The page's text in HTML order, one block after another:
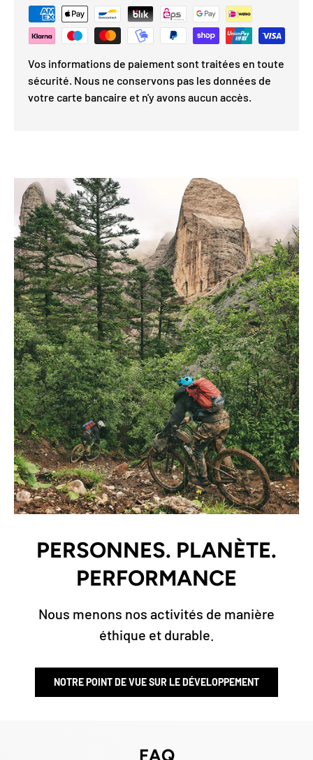
Vos informations de paiement sont traitées en toute
sécurité. Nous ne conservons pas les données de
votre carte bancaire et n'y avons aucun accès.
PERSONNES. PLANÈTE.
PERFORMANCE
Nous menons nos activités de manière
éthique et durable.
NOTRE POINT DE VUE SUR LE DÉVELOPPEMENT
FAQ